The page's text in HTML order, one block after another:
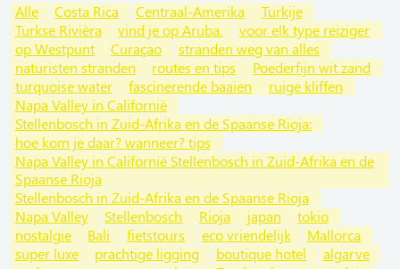
Alle Costa Rica Centraal-Amerika
Turkije
Turkse Rivièra
vind je op Aruba.
voor elk type reiziger
op Westpunt
Curaçao
stranden weg van alles
naturisten stranden
routes en tips
Poederfijn wit zand
turquoise water
fascinerende baaien
ruige kliffen
Napa Valley in Californië
Stellenbosch in Zuid-Afrika en de Spaanse Rioja:
hoe kom je daar? wanneer? tips
Napa Valley in Californië Stellenbosch in Zuid-Afrika en de
Spaanse Rioja
Stellenbosch in Zuid-Afrika en de Spaanse Rioja
Napa Valley
Stellenbosch Rioja japan
tokio
nostalgie
Bali fietstours eco vriendelijk
Mallorca
super luxe
prachtige ligging boutique hotel
algarve